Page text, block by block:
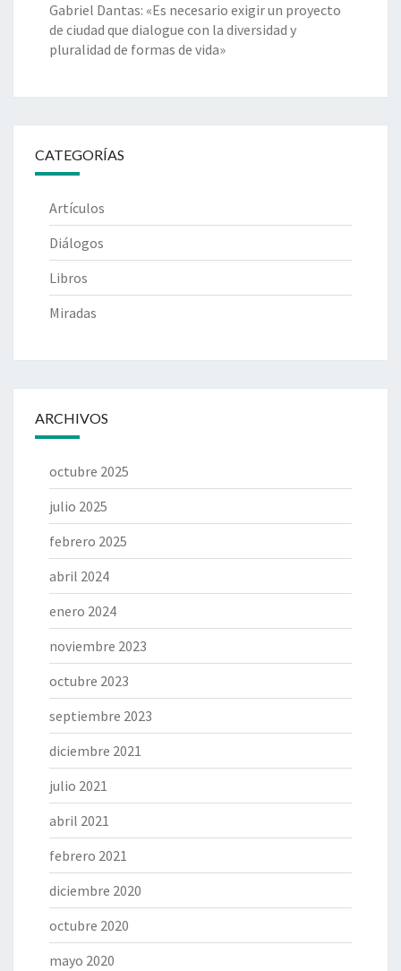
Gabriel Dantas: «Es necesario exigir un proyecto
de ciudad que dialogue con la diversidad y
pluralidad de formas de vida»
CATEGORÍAS
Artículos
Diálogos
Libros
Miradas
ARCHIVOS
octubre 2025
julio 2025
febrero 2025
abril 2024
enero 2024
noviembre 2023
octubre 2023
septiembre 2023
diciembre 2021
julio 2021
abril 2021
febrero 2021
diciembre 2020
octubre 2020
mayo 2020